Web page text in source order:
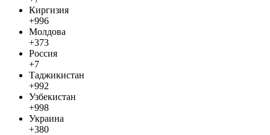
Киргизия
+996
Молдова
+373
Россия
+7
Таджикистан
+992
Узбекистан
+998
Украина
+380